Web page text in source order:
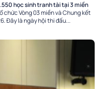
học sinh tranh tài tại 3 miền
Vòng 03 miền và Chung kết
Đây là ngày hội thi đấu...